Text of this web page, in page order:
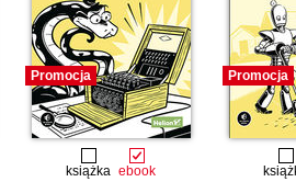
Promocja
książka ebook
Promocja